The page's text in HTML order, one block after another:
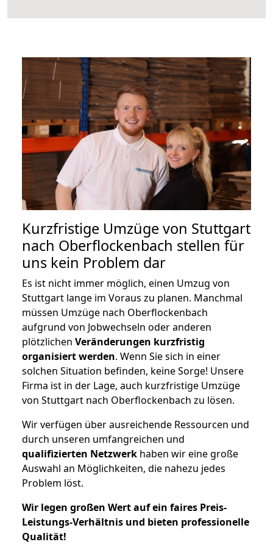
Kurzfristige Umzüge von Stuttgart
nach Oberflockenbach stellen für
uns kein Problem dar
Es ist nicht immer möglich, einen Umzug von
Stuttgart lange im Voraus zu planen. Manchmal
müssen Umzüge nach Oberflockenbach
aufgrund von Jobwechseln oder anderen
plötzlichen Veränderungen kurzfristig
organisiert werden. Wenn Sie sich in einer
solchen Situation befinden, keine Sorge! Unsere
Firma ist in der Lage, auch kurzfristige Umzüge
von Stuttgart nach Oberflockenbach zu lösen.
Wir verfügen über ausreichende Ressourcen und
durch unseren umfangreichen und
qualifizierten Netzwerk haben wir eine große
Auswahl an Möglichkeiten, die nahezu jedes
Problem löst.
Wir legen großen Wert auf ein faires Preis-
Leistungs-Verhältnis und bieten professionelle
Qualität!